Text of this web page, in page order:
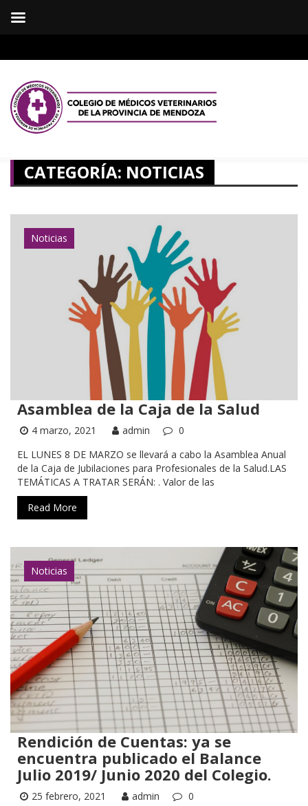
CATEGORÍA: NOTICIAS
Noticias
Asamblea de la Caja de la Salud
4 marzo, 2021 admin
0
EL LUNES 8 DE MARZO se llevará a cabo la Asamblea Anual
de la Caja de Jubilaciones para Profesionales de la Salud.LAS
TEMÁTICAS A TRATAR SERÁN: . Valor de las
Read More
Noticias
Rendición de Cuentas: ya se
encuentra publicado el Balance
Julio 2019/ Junio 2020 del Colegio.
25 febrero, 2021 admin
0